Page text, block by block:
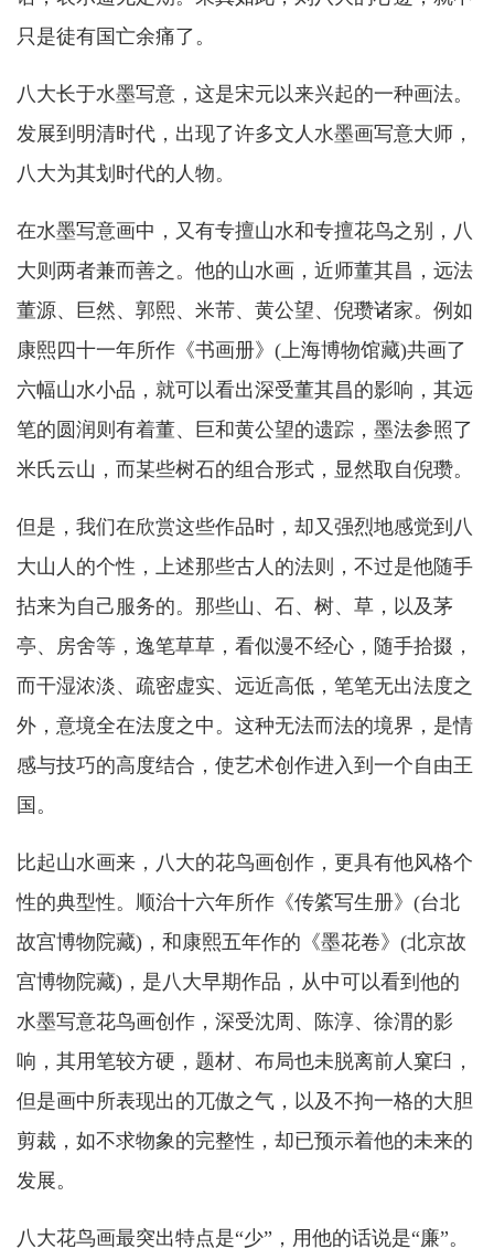
只是徒有国亡余痛了。
八大长于水墨写意，这是宋元以来兴起的一种画法。
发展到明清时代，出现了许多文人水墨画写意大师，
八大为其划时代的人物。
在水墨写意画中，又有专擅山水和专擅花鸟之别，八
大则两者兼而善之。他的山水画，近师董其昌，远法
董源、巨然、郭熙、米芾、黄公望、倪瓒诸家。例如
康熙四十一年所作《书画册》(上海博物馆藏)共画了
六幅山水小品，就可以看出深受董其昌的影响，其远
笔的圆润则有着董、巨和黄公望的遗踪，墨法参照了
米氏云山，而某些树石的组合形式，显然取自倪瓒。
但是，我们在欣赏这些作品时，却又强烈地感觉到八
大山人的个性，上述那些古人的法则，不过是他随手
拈来为自己服务的。那些山、石、树、草，以及茅
亭、房舍等，逸笔草草，看似漫不经心，随手拾掇，
而干湿浓淡、疏密虚实、远近高低，笔笔无出法度之
外，意境全在法度之中。这种无法而法的境界，是情
感与技巧的高度结合，使艺术创作进入到一个自由王
国。
比起山水画来，八大的花鸟画创作，更具有他风格个
性的典型性。顺治十六年所作《传綮写生册》(台北
故宫博物院藏)，和康熙五年作的《墨花卷》(北京故
宫博物院藏)，是八大早期作品，从中可以看到他的
水墨写意花鸟画创作，深受沈周、陈淳、徐渭的影
响，其用笔较方硬，题材、布局也未脱离前人窠臼，
但是画中所表现出的兀傲之气，以及不拘一格的大胆
剪裁，如不求物象的完整性，却已预示着他的未来的
发展。
八大花鸟画最突出特点是“少”，用他的话说是“廉”。